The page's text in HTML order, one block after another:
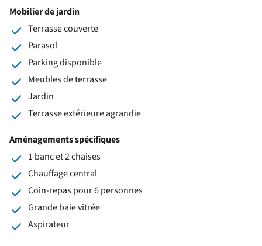
Mobilier de jardin
Terrasse couverte
Parasol
Parking disponible
Meubles de terrasse
Jardin
Terrasse extérieure agrandie
Aménagements spécifiques
1 banc et 2 chaises
Chauffage central
Coin-repas pour 6 personnes
Grande baie vitrée
Aspirateur